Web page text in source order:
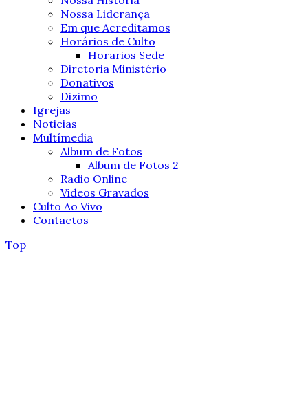
Nossa Liderança
Em que Acreditamos
Horários de Culto
Horarios Sede
Diretoria Ministério
Donativos
Dizimo
Igrejas
Noticias
Multímedia
Album de Fotos
Album de Fotos 2
Radio Online
Videos Gravados
Culto Ao Vivo
Contactos
Top